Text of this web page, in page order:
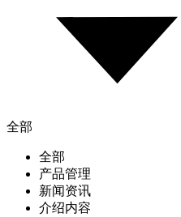
全部
全部
产品管理
新闻资讯
介绍内容